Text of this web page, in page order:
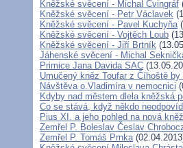
Kněžské svěcení - Michal Cvingráf
Kněžské svěcení - Petr Václavek
Kněžské svěcení - Pavel Kuchyňa
Kněžské svěcení - Vojtěch Loub
Kněžské svěcení - Jiří Brtník
Jáhenské svěcení - Michal
Primice Jana Davida SAC
Umučený kněz Toufar z Číhoště
Návštěva o.Vladimíra v nemocnici
Kdyby nad městem dlela kněžská
Co se stává, když někdo
Pius XI. a jeho pohled na nová
Zemřel P. Boleslav Česlav
Zemřel P. Tomáš Prnka